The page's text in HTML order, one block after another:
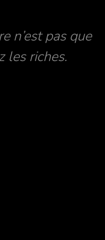
n’est pas que
les riches.